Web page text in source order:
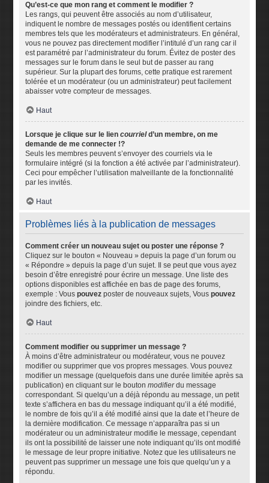
Qu’est-ce que mon rang et comment le modifier ?
Les rangs, qui peuvent être associés au nom d’utilisateur,
indiquent le nombre de messages postés ou identifient certains
membres tels que les modérateurs et administrateurs. En général,
vous ne pouvez pas directement modifier l’intitulé d’un rang car il
est paramétré par l’administrateur du forum. Évitez de poster des
messages sur le forum dans le seul but de passer au rang
supérieur. Sur la plupart des forums, cette pratique est rarement
tolérée et un modérateur (ou un administrateur) peut facilement
abaisser votre compteur de messages.
Haut
Lorsque je clique sur le liencourrield’un membre, on me
demande de me connecter !?
Seuls les membres peuvent s’envoyer des courriels via le
formulaire intégré (si la fonction a été activée par l’administrateur).
Ceci pour empêcher l’utilisation malveillante de la fonctionnalité
par les invités.
Haut
Problèmes liés à la publication de messages
Comment créer un nouveau sujet ou poster une réponse ?
Cliquez sur le bouton « Nouveau » depuis la page d’un forum ou
« Répondre » depuis la page d’un sujet. Il se peut que vous ayez
besoin d’être enregistré pour écrire un message. Une liste des
options disponibles est affichée en bas de page des forums,
exemple : Vouspouvez poster de nouveaux sujets, Vouspouvez
joindre des fichiers, etc.
Haut
Comment modifier ou supprimer un message ?
À moins d’être administrateur ou modérateur, vous ne pouvez
modifier ou supprimer que vos propres messages. Vous pouvez
modifier un message (quelquefois dans une durée limitée après sa
publication) en cliquant sur le boutonmodifierdu message
correspondant. Si quelqu’un a déjà répondu au message, un petit
texte s’affichera en bas du message indiquant qu’il a été modifié,
le nombre de fois qu’il a été modifié ainsi que la date et l’heure de
la dernière modification. Ce message n’apparaîtra pas si un
modérateur ou un administrateur modifie le message, cependant
ils ont la possibilité de laisser une note indiquant qu’ils ont modifié
le message de leur propre initiative. Notez que les utilisateurs ne
peuvent pas supprimer un message une fois que quelqu’un y a
répondu.